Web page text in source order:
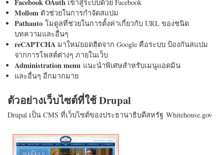
Facebook OAuth เข้าสู่ระบบด้วย Facebook
Mollom ตัวช่วยในการกำจัดสแปม
Pathauto โมดูลที่ช่วยในการตั้งค่าเกี่ยวกับ URL ของชนิด
บทความและอื่นๆ
reCAPTCHA มาใหม่ยอดฮิตจาก Google คือระบบ ป้องกันสแปม
จากการโพสต์ต่างๆ ภายในเว็บ
Administration menu แนะนำพิเศษสำหรับเมนูแอดมิน
และอื่นๆ อีกมากมาย
ตัวอย่างเว็บไซต์ที่ใช้ Drupal
Drupal เป็น CMS ที่เว็บไซต์ของประธานาธิบดีสหรัฐ Whitehouse.gov